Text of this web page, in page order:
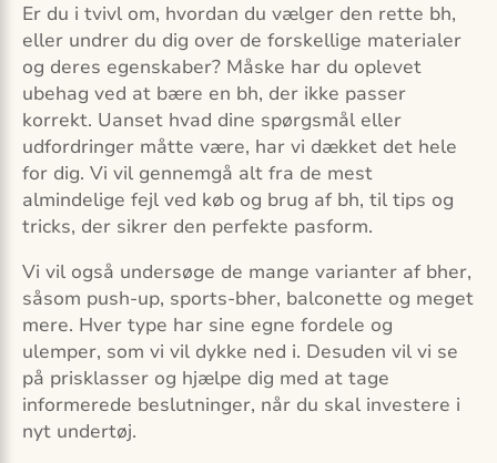
Er du i tvivl om, hvordan du vælger den rette bh,
eller undrer du dig over de forskellige materialer
og deres egenskaber? Måske har du oplevet
ubehag ved at bære en bh, der ikke passer
korrekt. Uanset hvad dine spørgsmål eller
udfordringer måtte være, har vi dækket det hele
for dig. Vi vil gennemgå alt fra de mest
almindelige fejl ved køb og brug af bh, til tips og
tricks, der sikrer den perfekte pasform.
Vi vil også undersøge de mange varianter af bher,
såsom push-up, sports-bher, balconette og meget
mere. Hver type har sine egne fordele og
ulemper, som vi vil dykke ned i. Desuden vil vi se
på prisklasser og hjælpe dig med at tage
informerede beslutninger, når du skal investere i
nyt undertøj.